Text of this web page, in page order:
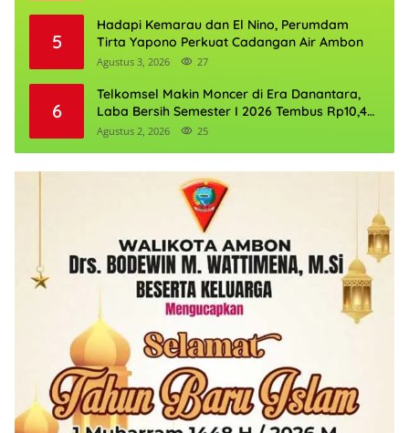
5
Hadapi Kemarau dan El Nino, Perumdam
Tirta Yapono Perkuat Cadangan Air Ambon
Agustus 3, 2026 27
6
Telkomsel Makin Moncer di Era Danantara,
Laba Bersih Semester I 2026 Tembus Rp10,4
Triliun
Agustus 2, 2026 25